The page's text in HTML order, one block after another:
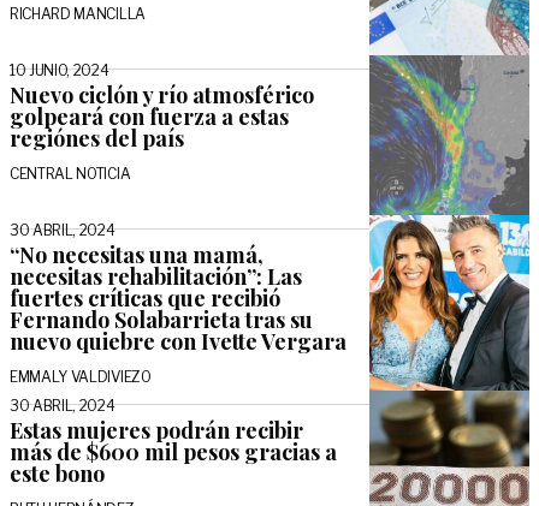
RICHARD MANCILLA
10 JUNIO, 2024
Nuevo ciclón y río atmosférico
golpeará con fuerza a estas
regiónes del país
CENTRAL NOTICIA
30 ABRIL, 2024
“No necesitas una mamá,
necesitas rehabilitación”: Las
fuertes críticas que recibió
Fernando Solabarrieta tras su
nuevo quiebre con Ivette Vergara
EMMALY VALDIVIEZO
30 ABRIL, 2024
Estas mujeres podrán recibir
más de $600 mil pesos gracias a
este bono